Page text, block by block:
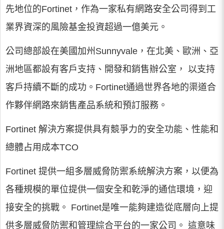
先地位的Fortinet，作為一家私有網路安全公司得到工
業界資深的風險基金投資超過一億美元。
公司總部設在美國加州Sunnyvale，在北美、歐洲、亞
洲地區都設有客戶支持、開發和銷售辦公室， 以支持
客戶持續不斷的成功。Fortinet通過世界各地的渠道合
作夥伴網路來銷售產品系統和預訂服務。
Fortinet 解決方案提供具有競爭力的安全功能、性能和
總體占用成本TCO
Fortinet 提供一組多層威脅防禦系統解決方案，以便為
各種規模的單位提供一個安全和乾淨的通信環境，迎
接安全的挑戰。 Fortinet是唯一能夠建造從底層向上提
供多層威脅防禦和管理綜合平台的一家公司。 這意味